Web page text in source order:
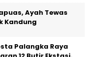
Ayah Tewas
Kandung
Palangka Raya